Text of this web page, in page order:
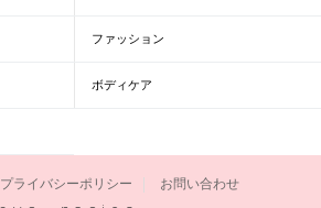
ファッション
ボディケア
プライバシーポリシー お問い合わせ